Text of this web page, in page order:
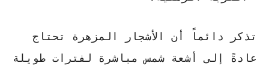
تذكر دائماً أن الأشجار المزهرة تحتاج
عادةً إلى أشعة شمس مباشرة لفترات طويلة